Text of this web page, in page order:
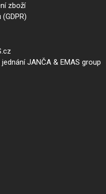
zboží
JANČA & EMAS group